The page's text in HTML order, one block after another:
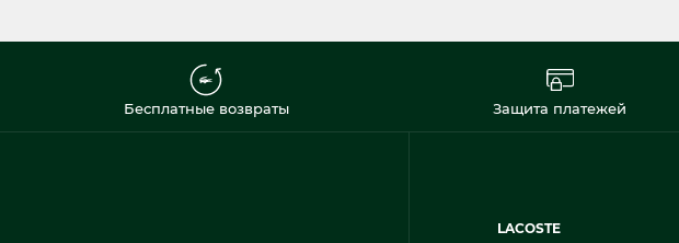
Бесплатные возвраты Защита платежей
LACOSTE